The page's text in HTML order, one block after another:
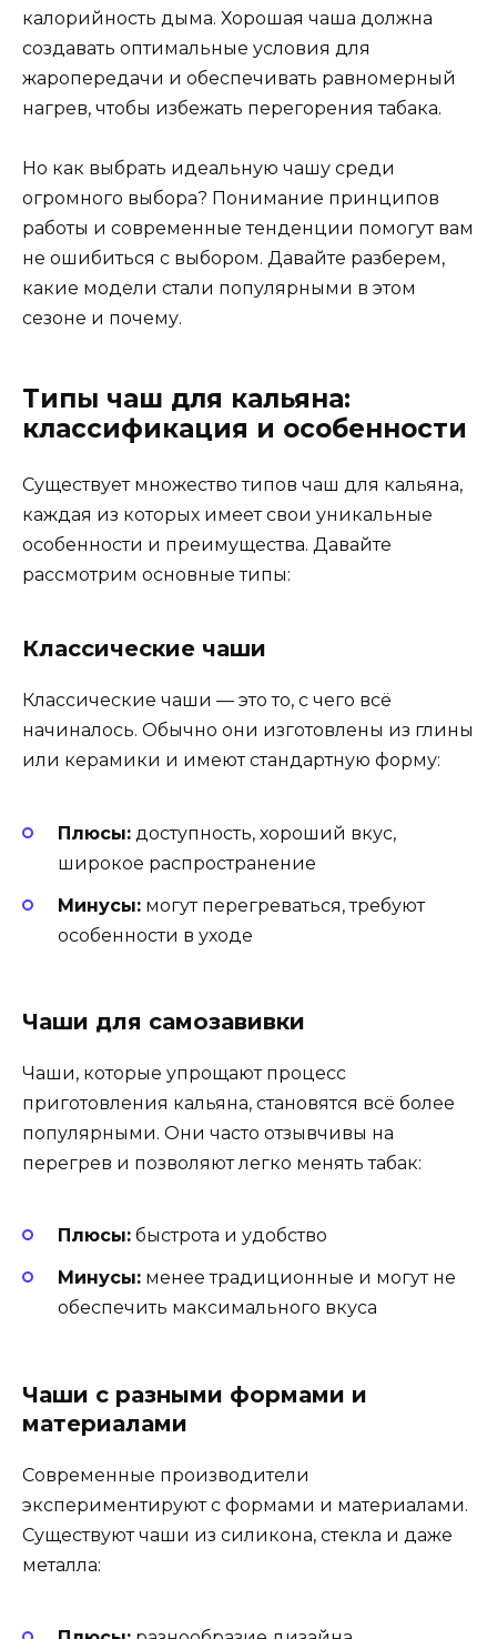
калорийность дыма. Хорошая чаша должна
создавать оптимальные условия для
жаропередачи и обеспечивать равномерный
нагрев, чтобы избежать перегорения табака.
Но как выбрать идеальную чашу среди
огромного выбора? Понимание принципов
работы и современные тенденции помогут вам
не ошибиться с выбором. Давайте разберем,
какие модели стали популярными в этом
сезоне и почему.
Типы чаш для кальяна:
классификация и особенности
Существует множество типов чаш для кальяна,
каждая из которых имеет свои уникальные
особенности и преимущества. Давайте
рассмотрим основные типы:
Классические чаши
Классические чаши — это то, с чего всё
начиналось. Обычно они изготовлены из глины
или керамики и имеют стандартную форму:
Плюсы: доступность, хороший вкус,
широкое распространение
Минусы: могут перегреваться, требуют
особенности в уходе
Чаши для самозавивки
Чаши, которые упрощают процесс
приготовления кальяна, становятся всё более
популярными. Они часто отзывчивы на
перегрев и позволяют легко менять табак:
Плюсы: быстрота и удобство
Минусы: менее традиционные и могут не
обеспечить максимального вкуса
Чаши с разными формами и
материалами
Современные производители
экспериментируют с формами и материалами.
Существуют чаши из силикона, стекла и даже
металла: